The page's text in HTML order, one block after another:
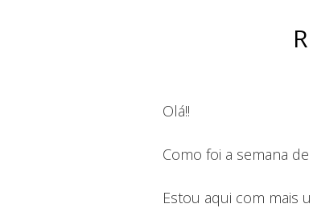
Olá!!
Como foi a semana
Estou aqui com mais